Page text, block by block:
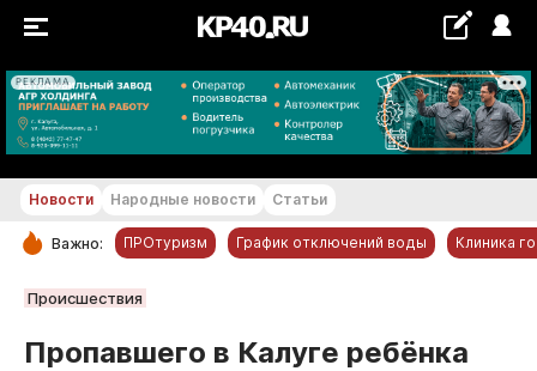
РЕКЛАМА
+18...+19 °С
РУБРИКИ
Новости Народные новости Статьи
Важно: ПРОтуризм График отключений воды Клиника
Происшествия
Пропавшего в Калуге ребёнка